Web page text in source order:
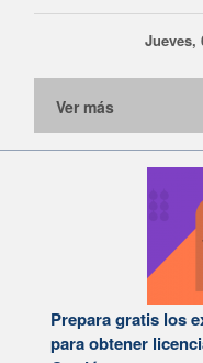
Jueves,
Ver más
Prepara gratis los
para obtener